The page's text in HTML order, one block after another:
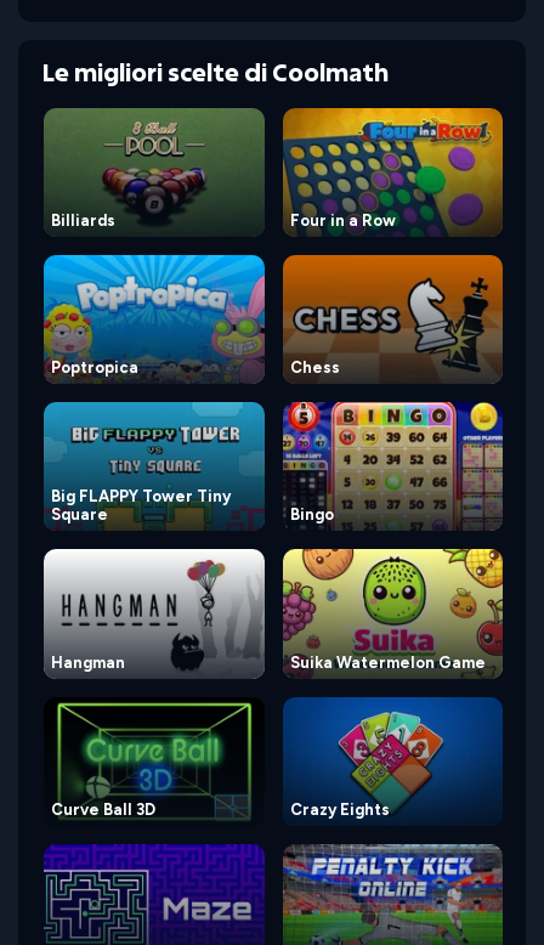
Le migliori scelte di Coolmath
Billiards Four in a Row
Poptropica Chess
Big FLAPPY Tower Tiny
Square
Bingo
Hangman Suika Watermelon Game
Curve Ball 3D Crazy Eights